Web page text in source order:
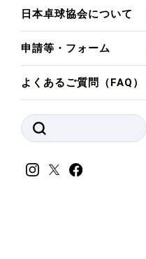
日本卓球協会について
申請等・フォーム
よくあるご質問（FAQ）